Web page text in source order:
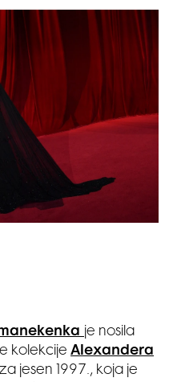
je nosila
kolekcije Alexandera
jesen 1997., koja je